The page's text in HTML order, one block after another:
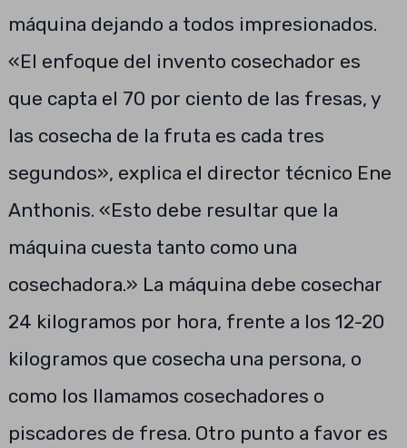
máquina dejando a todos impresionados.
«El enfoque del invento cosechador es
que capta el 70 por ciento de las fresas, y
las cosecha de la fruta es cada tres
segundos», explica el director técnico Ene
Anthonis. «Esto debe resultar que la
máquina cuesta tanto como una
cosechadora.» La máquina debe cosechar
24 kilogramos por hora, frente a los 12-20
kilogramos que cosecha una persona, o
como los llamamos cosechadores o
piscadores de fresa. Otro punto a favor es